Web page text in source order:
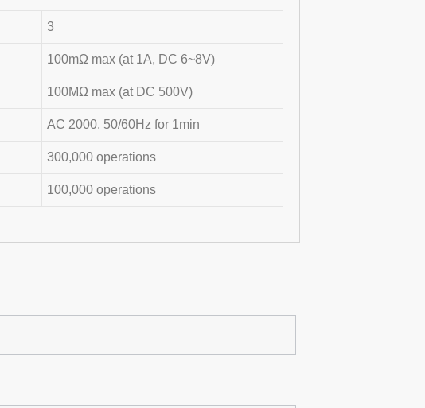
3
100mΩ max (at 1A, DC 6~8V)
100MΩ max (at DC 500V)
AC 2000, 50/60Hz for 1min
300,000 operations
100,000 operations